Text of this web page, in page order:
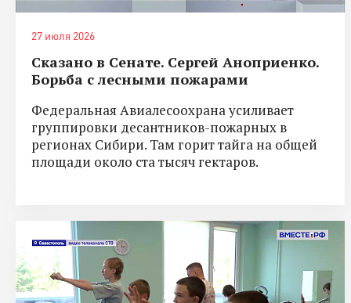
27 июля 2026
Сказано в Сенате. Сергей Аноприенко.
Борьба с лесными пожарами
Федеральная Авиалесоохрана усиливает
группировки десантников-пожарных в
регионах Сибири. Там горит тайга на общей
площади около ста тысяч гектаров.